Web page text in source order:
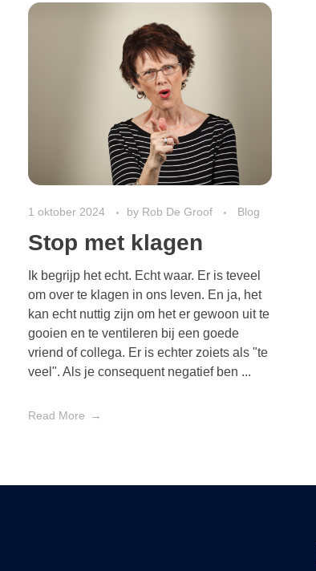
1 oktober 2024 by Rob De Groof Blog
Stop met klagen
Ik begrijp het echt. Echt waar. Er is teveel
om over te klagen in ons leven. En ja, het
kan echt nuttig zijn om het er gewoon uit te
gooien en te ventileren bij een goede
vriend of collega. Er is echter zoiets als "te
veel". Als je consequent negatief ben ...
Read More